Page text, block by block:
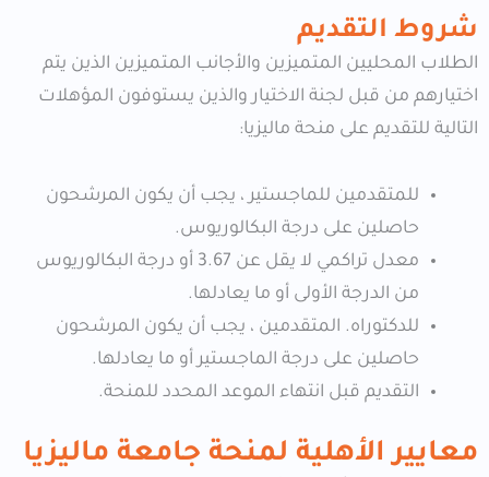
شروط التقديم
الطلاب المحليين المتميزين والأجانب المتميزين الذين يتم
اختيارهم من قبل لجنة الاختيار والذين يستوفون المؤهلات
التالية للتقديم على منحة ماليزيا:
للمتقدمين للماجستير ، يجب أن يكون المرشحون
حاصلين على درجة البكالوريوس.
معدل تراكمي لا يقل عن 3.67 أو درجة البكالوريوس
من الدرجة الأولى أو ما يعادلها.
للدكتوراه. المتقدمين ، يجب أن يكون المرشحون
حاصلين على درجة الماجستير أو ما يعادلها.
التقديم قبل انتهاء الموعد المحدد للمنحة.
معايير الأهلية لمنحة جامعة ماليزيا